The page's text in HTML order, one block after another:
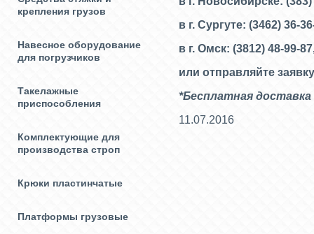
крепления грузов
Навесное оборудование
для погрузчиков
Такелажные
приспособления
Комплектующие для
производства строп
Крюки пластинчатые
Платформы грузовые
в г. Сургуте: (3462) 36-
в г. Омск: (3812) 48-99-
или отправляйте
*Бесплатная доставка
11.07.2016